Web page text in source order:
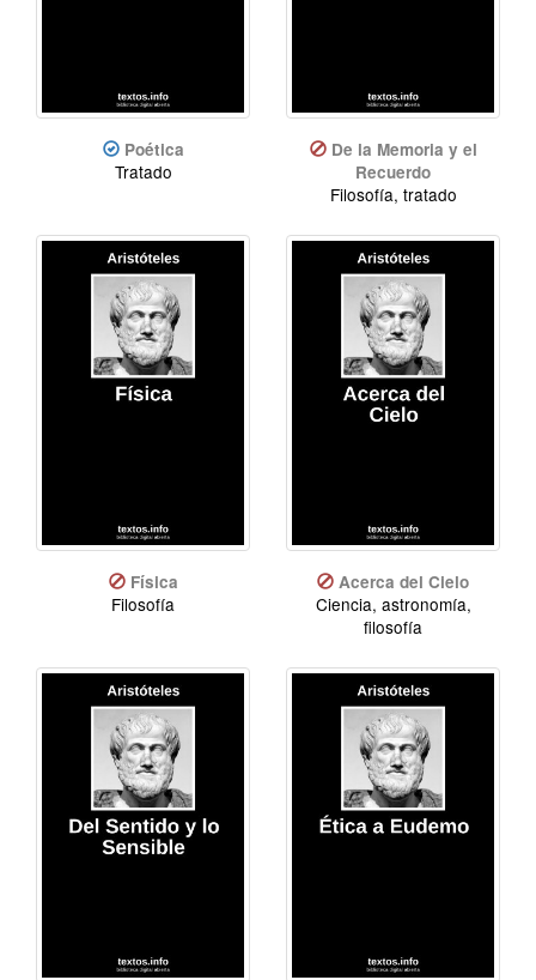
Poética
Tratado
De la Memoria y el
Recuerdo
Filosofía, tratado
Física
Filosofía
Acerca del Cielo
Ciencia, astronomía,
filosofía